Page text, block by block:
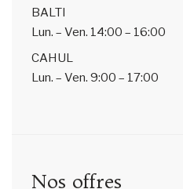
BALTI
Lun. – Ven. 14:00 – 16:00
CAHUL
Lun. – Ven. 9:00 – 17:00
Nos offres